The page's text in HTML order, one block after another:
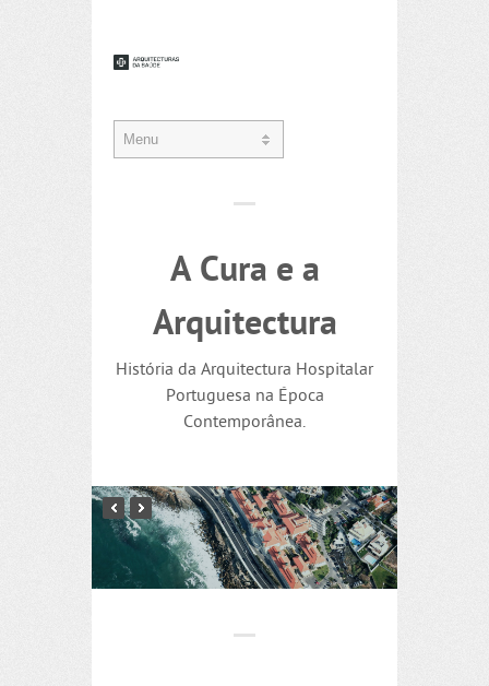
A Cura e a
Arquitectura
História da Arquitectura Hospitalar
Portuguesa na Época
Contemporânea.